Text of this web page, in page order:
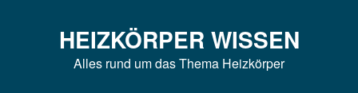
Hauptnavigation
SeitenspalteHEIZKÖRPER WISSEN
Alles rund um das Thema Heizkörper